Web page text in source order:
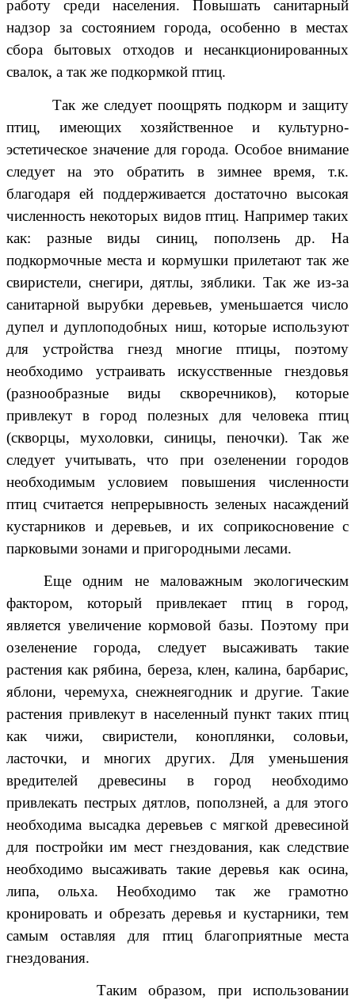
работу среди населения. Повышать санитарный
надзор за состоянием города, особенно в местах
сбора бытовых отходов и несанкционированных
свалок, а так же подкормкой птиц.
Так же следует поощрять подкорм и защиту
птиц, имеющих хозяйственное и культурно-
эстетическое значение для города. Особое внимание
следует на это обратить в зимнее время, т.к.
благодаря ей поддерживается достаточно высокая
численность некоторых видов птиц. Например таких
как: разные виды синиц, поползень др. На
подкормочные места и кормушки прилетают так же
свиристели, снегири, дятлы, зяблики. Так же из-за
санитарной вырубки деревьев, уменьшается число
дупел и дуплоподобных ниш, которые используют
для устройства гнезд многие птицы, поэтому
необходимо устраивать искусственные гнездовья
(разнообразные виды скворечников), которые
привлекут в город полезных для человека птиц
(скворцы, мухоловки, синицы, пеночки). Так же
следует учитывать, что при озеленении городов
необходимым условием повышения численности
птиц считается непрерывность зеленых насаждений
кустарников и деревьев, и их соприкосновение с
парковыми зонами и пригородными лесами.
Еще одним не маловажным экологическим
фактором, который привлекает птиц в город,
является увеличение кормовой базы. Поэтому при
озеленение города, следует высаживать такие
растения как рябина, береза, клен, калина, барбарис,
яблони, черемуха, снежнеягодник и другие. Такие
растения привлекут в населенный пункт таких птиц
как чижи, свиристели, коноплянки, соловьи,
ласточки, и многих других. Для уменьшения
вредителей древесины в город необходимо
привлекать пестрых дятлов, поползней, а для этого
необходима высадка деревьев с мягкой древесиной
для постройки им мест гнездования, как следствие
необходимо высаживать такие деревья как осина,
липа, ольха. Необходимо так же грамотно
кронировать и обрезать деревья и кустарники, тем
самым оставляя для птиц благоприятные места
гнездования.
Таким образом, при использовании